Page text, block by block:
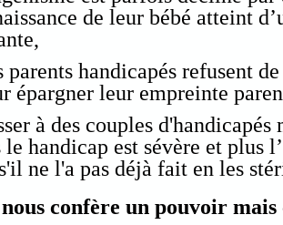
confère un pouvoir
de leur bébé atteint
parents handicapés refusent
épargner leur empreinte
à des couples
le handicap est sévère et plus
ne l'a pas déjà fait en les